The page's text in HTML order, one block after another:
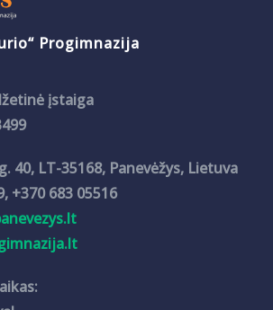
Progimnazija
įstaiga
40, LT-35168, Panevėžys, Lietuva
+370 683 05516